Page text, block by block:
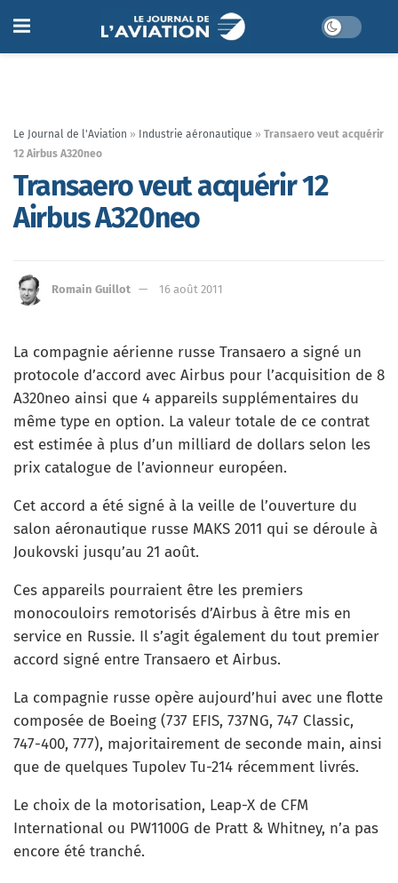
Le Journal de l'Aviation » Industrie aéronautique » Transaero veut acquérir
12 Airbus A320neo
Transaero veut acquérir 12
Airbus A320neo
Romain Guillot 16 août 2011
La compagnie aérienne russe Transaero a signé un
protocole d’accord avec Airbus pour l’acquisition de 8
A320neo ainsi que 4 appareils supplémentaires du
même type en option. La valeur totale de ce contrat
est estimée à plus d’un milliard de dollars selon les
prix catalogue de l’avionneur européen.
Cet accord a été signé à la veille de l’ouverture du
salon aéronautique russe MAKS 2011 qui se déroule à
Joukovski jusqu’au 21 août.
Ces appareils pourraient être les premiers
monocouloirs remotorisés d’Airbus à être mis en
service en Russie. Il s’agit également du tout premier
accord signé entre Transaero et Airbus.
La compagnie russe opère aujourd’hui avec une flotte
composée de Boeing (737 EFIS, 737NG, 747 Classic,
747-400, 777), majoritairement de seconde main, ainsi
que de quelques Tupolev Tu-214 récemment livrés.
Le choix de la motorisation, Leap-X de CFM
International ou PW1100G de Pratt & Whitney, n’a pas
encore été tranché.